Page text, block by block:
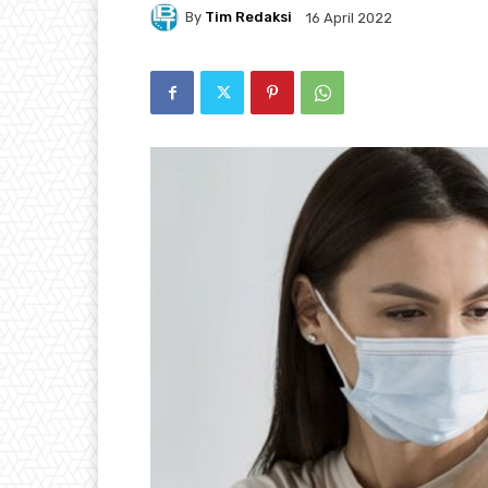
By Tim Redaksi 16 April 2022